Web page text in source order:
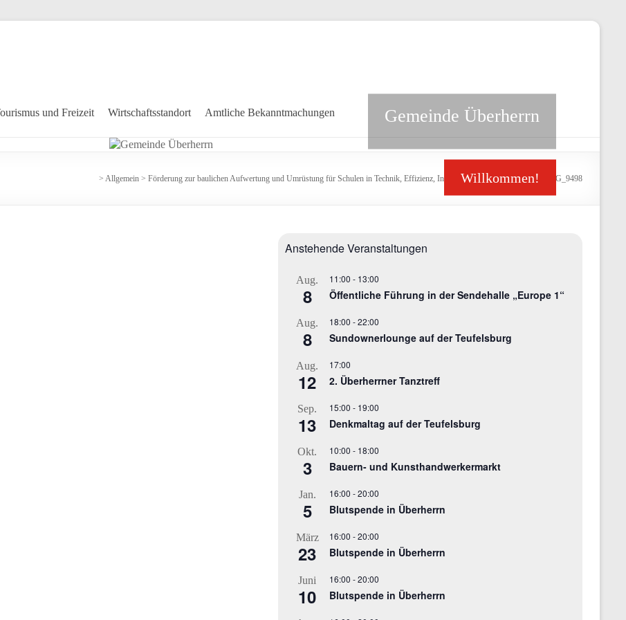
und Freizeit Wirtschaftsstandort Amtliche Bekanntmachungen Gemeinde Überherrn
Willkommen!
> Allgemein > Förderung zur baulichen Aufwertung und Umrüstung für Schulen in Technik, Effizienz, Innovation und Nachhaltigkeit > IMG_9498
Anstehende Veranstaltungen
Aug.
8
11:00 - 13:00
Öffentliche Führung in der Sendehalle „Europe 1“
Aug.
8
18:00 -22:00
Sundownerlounge auf der Teufelsburg
Aug.
12
17:00
2. Überherrner Tanztreff
Sep.
13
15:00 - 19:00
Denkmaltag auf der Teufelsburg
Okt.
3
10:00 - 18:00
Bauern- und Kunsthandwerkermarkt
Jan.
5
16:00 -20:00
Blutspende in Überherrn
März
23
16:00 -20:00
Blutspende in Überherrn
Juni
10
16:00 -20:00
Blutspende in Überherrn